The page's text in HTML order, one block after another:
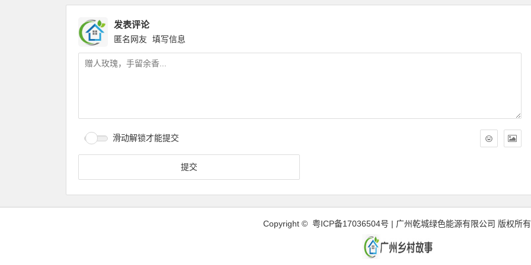
发表评论
匿名网友 填写信息
滑动解锁才能提交
Copyright © 粤ICP备17036504号 | 广州乾城绿色能源有限公司 版权所